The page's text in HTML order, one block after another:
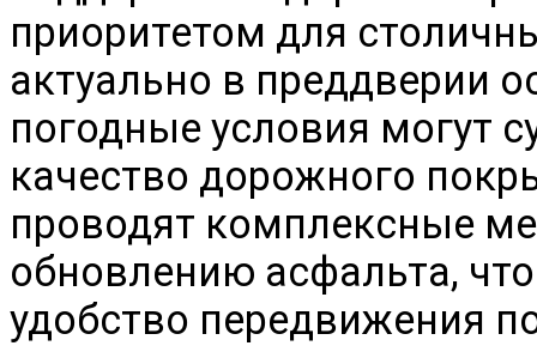
приоритетом для
актуально в преддверии
погодные условия могут
качество дорожного
проводят комплексные
обновлению асфальта,
удобство передвижения